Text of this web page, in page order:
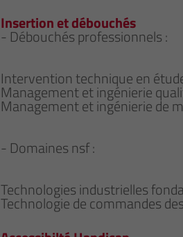
Insertion et débouchés
- Débouchés professionnels :
Intervention technique en
Management et ingénierie
Management et ingénierie de
- Domaines nsf :
Technologies industrielles
Technologie de commandes